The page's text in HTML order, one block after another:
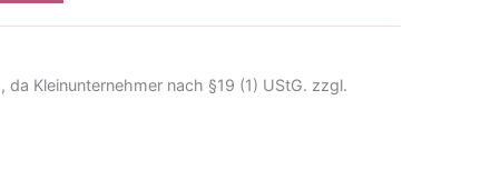
Kleinunternehmer nach §19 (1) UStG. zzgl.